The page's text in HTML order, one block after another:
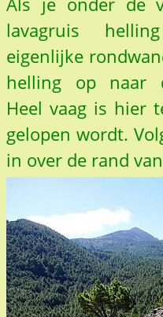
lavagruis
eigenlijke
helling op naar
Heel vaag is hier
gelopen wordt.
in over de rand